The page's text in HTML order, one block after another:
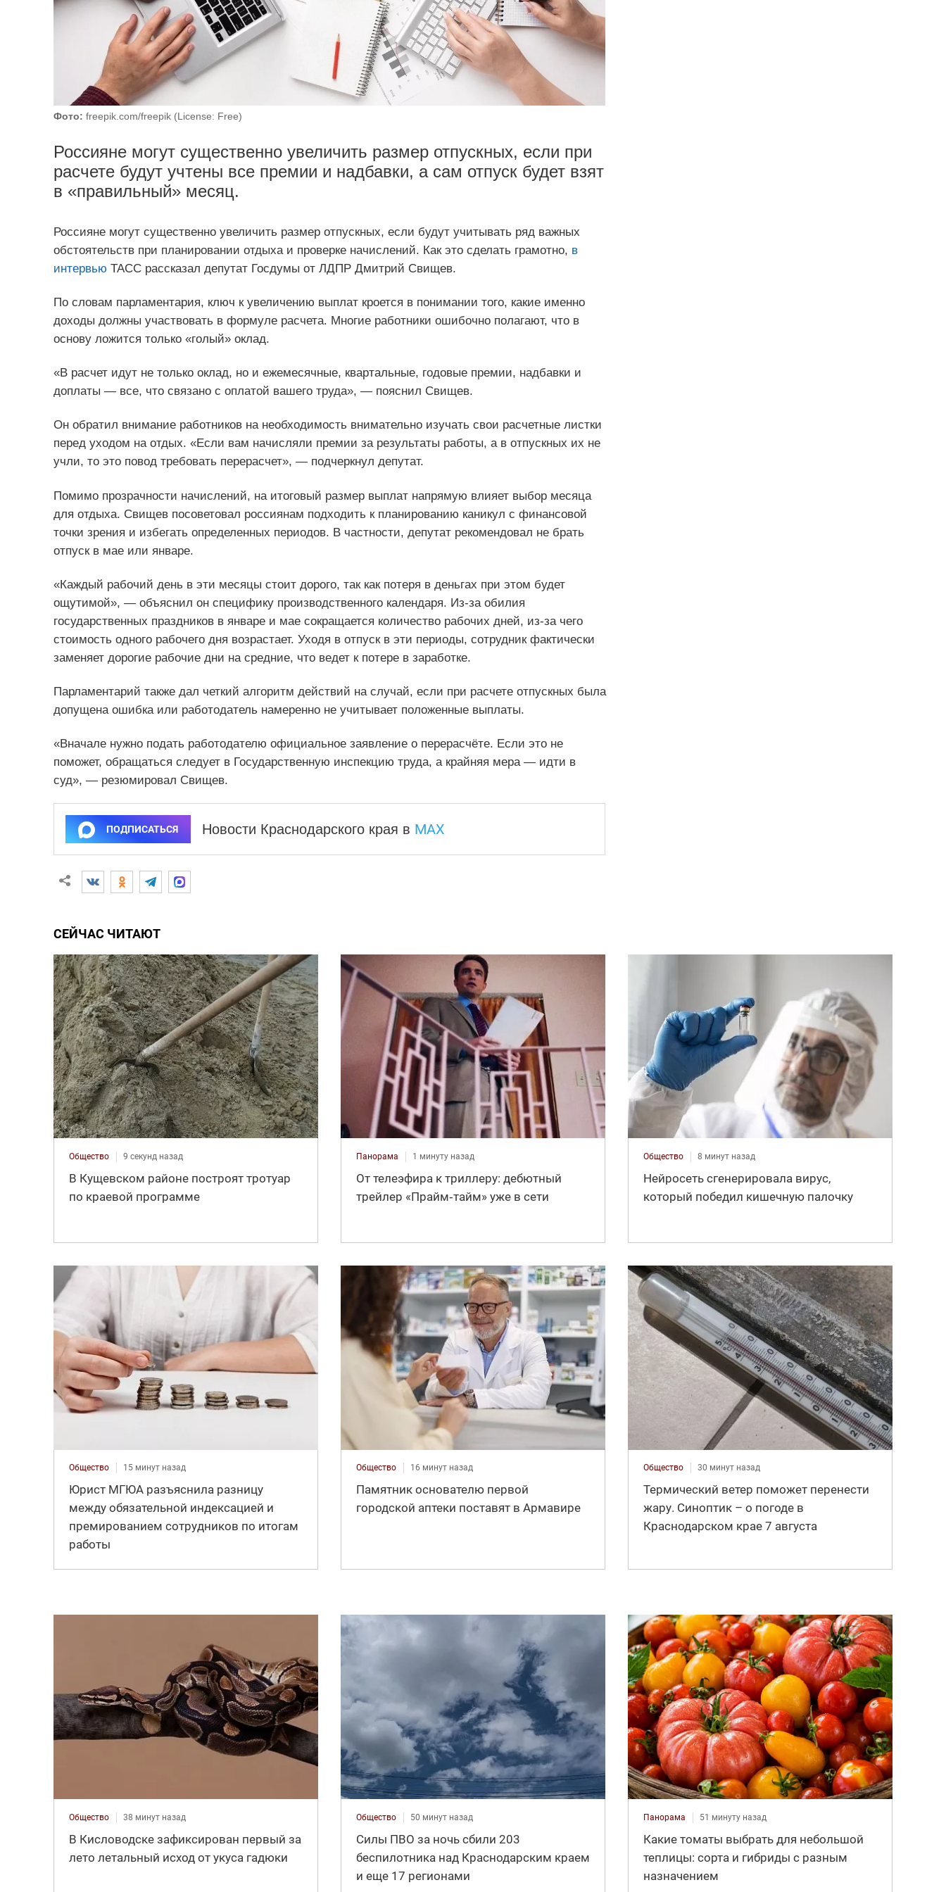
Фото: freepik.com/freepik (License: Free)
Россияне могут существенно увеличить размер отпускных, если при
расчете будут учтены все премии и надбавки, а сам отпуск будет взят
в «правильный» месяц.
Россияне могут существенно увеличить размер отпускных, если будут учитывать ряд важных
обстоятельств при планировании отдыха и проверке начислений. Как это сделать грамотно, в
интервью ТАСС рассказал депутат Госдумы от ЛДПР Дмитрий Свищев.
По словам парламентария, ключ к увеличению выплат кроется в понимании того, какие именно
доходы должны участвовать в формуле расчета. Многие работники ошибочно полагают, что в
основу ложится только «голый» оклад.
«В расчет идут не только оклад, но и ежемесячные, квартальные, годовые премии, надбавки и
доплаты — все, что связано с оплатой вашего труда», — пояснил Свищев.
Он обратил внимание работников на необходимость внимательно изучать свои расчетные листки
перед уходом на отдых. «Если вам начисляли премии за результаты работы, а в отпускных их не
учли, то это повод требовать перерасчет», — подчеркнул депутат.
Помимо прозрачности начислений, на итоговый размер выплат напрямую влияет выбор месяца
для отдыха. Свищев посоветовал россиянам подходить к планированию каникул с финансовой
точки зрения и избегать определенных периодов. В частности, депутат рекомендовал не брать
отпуск в мае или январе.
«Каждый рабочий день в эти месяцы стоит дорого, так как потеря в деньгах при этом будет
ощутимой», — объяснил он специфику производственного календаря. Из-за обилия
государственных праздников в январе и мае сокращается количество рабочих дней, из-за чего
стоимость одного рабочего дня возрастает. Уходя в отпуск в эти периоды, сотрудник фактически
заменяет дорогие рабочие дни на средние, что ведет к потере в заработке.
Парламентарий также дал четкий алгоритм действий на случай, если при расчете отпускных была
допущена ошибка или работодатель намеренно не учитывает положенные выплаты.
«Вначале нужно подать работодателю официальное заявление о перерасчёте. Если это не
поможет, обращаться следует в Государственную инспекцию труда, а крайняя мера — идти в
суд», — резюмировал Свищев.
ПОДПИСАТЬСЯ Новости Краснодарского края в MAX
СЕЙЧАС ЧИТАЮТ
Общество 9 секунд назад
В Кущевском районе построят тротуар
по краевой программе
Панорама 1 минуту назад
От телеэфира к триллеру: дебютный
трейлер «Прайм‑тайм» уже в сети
Общество 8 минут назад
Нейросеть сгенерировала вирус,
который победил кишечную палочку
Общество 15 минут назад
Юрист МГЮА разъяснила разницу
между обязательной индексацией и
премированием сотрудников по итогам
работы
Общество 16 минут назад
Памятник основателю первой
городской аптеки поставят в Армавире
Общество 30 минут назад
Термический ветер поможет перенести
жару. Синоптик – о погоде в
Краснодарском крае 7 августа
Общество 38 минут назад
В Кисловодске зафиксирован первый за
лето летальный исход от укуса гадюки
Общество 50 минут назад
Силы ПВО за ночь сбили 203
беспилотника над Краснодарским краем
и еще 17 регионами
Панорама 51 минуту назад
Какие томаты выбрать для небольшой
теплицы: сорта и гибриды с разным
назначением